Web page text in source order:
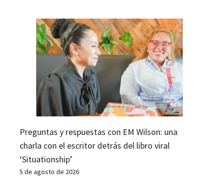
Preguntas y respuestas con EM Wilson: una
charla con el escritor detrás del libro viral
‘Situationship’
5 de agosto de 2026